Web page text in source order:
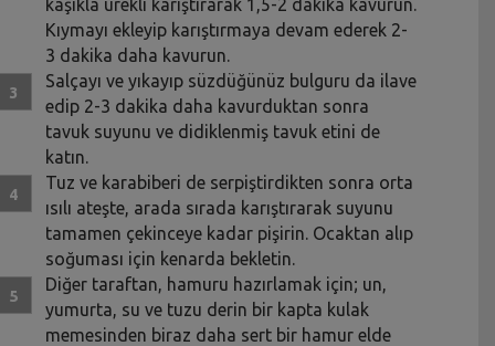
kaşıkla ürekli karıştırarak 1,5-2 dakika kavurun.
Kıymayı ekleyip karıştırmaya devam ederek 2-
3 dakika daha kavurun.
Salçayı ve yıkayıp süzdüğünüz bulguru da ilave
edip 2-3 dakika daha kavurduktan sonra
tavuk suyunu ve didiklenmiş tavuk etini de
katın.
Tuz ve karabiberi de serpiştirdikten sonra orta
ısılı ateşte, arada sırada karıştırarak suyunu
tamamen çekinceye kadar pişirin. Ocaktan alıp
soğuması için kenarda bekletin.
Diğer taraftan, hamuru hazırlamak için; un,
yumurta, su ve tuzu derin bir kapta kulak
memesinden biraz daha sert bir hamur elde